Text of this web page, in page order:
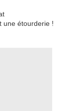
une étourderie !